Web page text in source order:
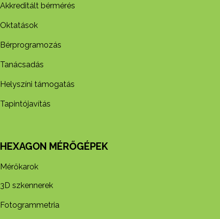
Akkreditált bérmérés
Oktatások
Bérprogramozás
Tanácsadás
Helyszíni támogatás
Tapintójavítás
HEXAGON MÉRŐGÉPEK
Mérőkarok
3D szkennerek
Fotogrammetria